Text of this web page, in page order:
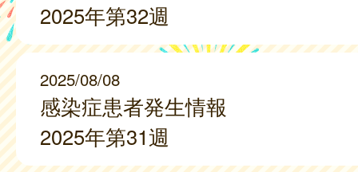
2025年第32週
2025/08/08
感染症患者発生情報
2025年第31週